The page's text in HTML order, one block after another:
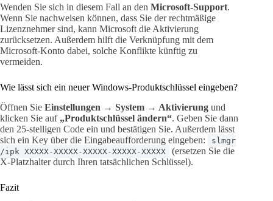
Wenden Sie sich in diesem Fall an den Microsoft-Support.
Wenn Sie nachweisen können, dass Sie der rechtmäßige
Lizenznehmer sind, kann Microsoft die Aktivierung
zurücksetzen. Außerdem hilft die Verknüpfung mit dem
Microsoft-Konto dabei, solche Konflikte künftig zu
vermeiden.
Wie lässt sich ein neuer Windows-Produktschlüssel eingeben?
Öffnen Sie Einstellungen → System → Aktivierung und
klicken Sie auf „Produktschlüssel ändern“. Geben Sie dann
den 25-stelligen Code ein und bestätigen Sie. Außerdem lässt
sich ein Key über die Eingabeaufforderung eingeben:
slmgr
/ipk XXXXX-XXXXX-XXXXX-XXXXX-XXXXX
(ersetzen Sie die
X-Platzhalter durch Ihren tatsächlichen Schlüssel).
Fazit